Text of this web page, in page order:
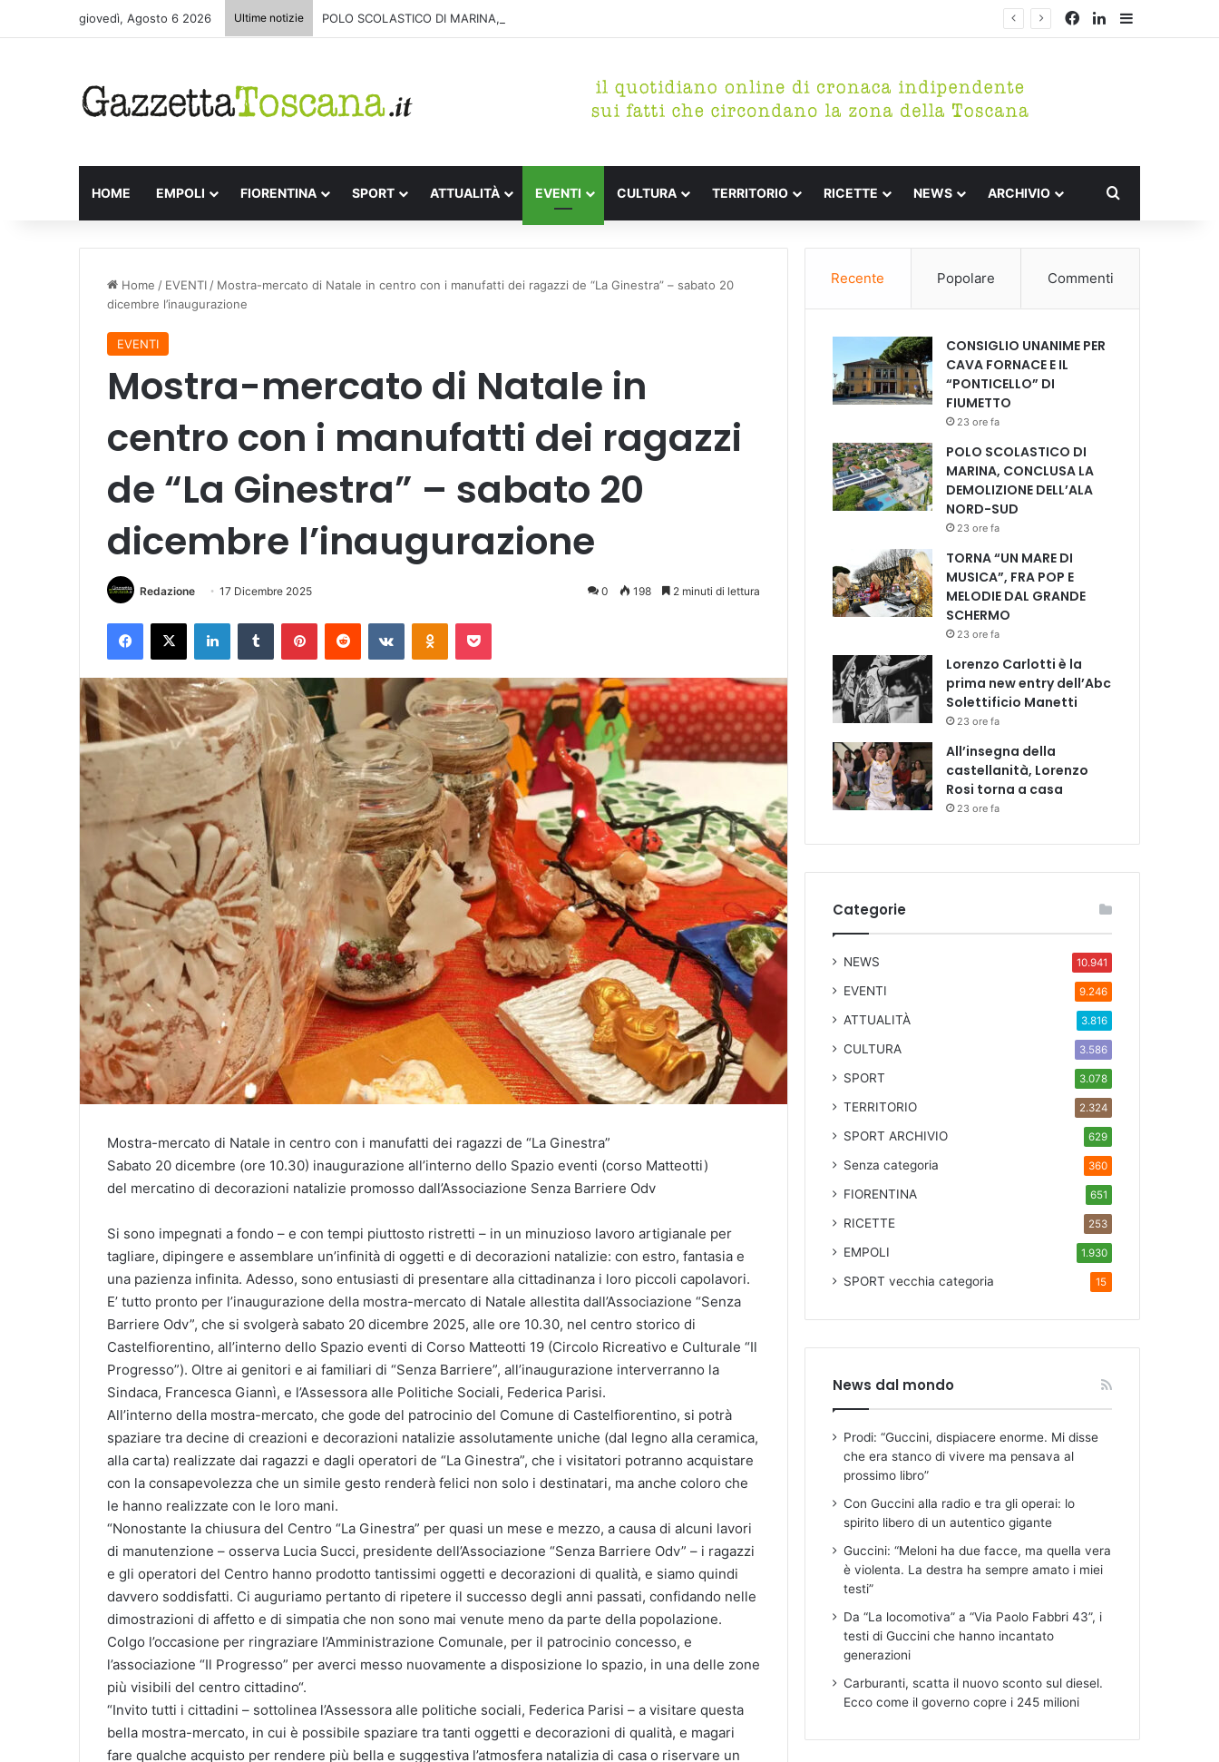
giovedì, Agosto 6 2026 Ultime notizie POLO SCOLASTICO DI MARINA, CONCLUSA LA DEMOLIZIONE DELL’ALA NORD-SUD Facebook
LinkedIn
HOME EMPOLI FIORENTINA SPORT ATTUALITÀ EVENTI CULTURA TERRITORIO RICETTE NEWS ARCHIVIO
Home / EVENTI / Mostra-mercato di Natale in centro con i manufatti dei ragazzi de “La Ginestra” – sabato 20
dicembre l’inaugurazione
EVENTI
Mostra-mercato di Natale in
centro con i manufatti dei ragazzi
de “La Ginestra” – sabato 20
dicembre l’inaugurazione
Redazione 17 Dicembre 2025 0 198 2 minuti di lettura
Mostra-mercato di Natale in centro con i manufatti dei ragazzi de “La Ginestra”
Sabato 20 dicembre (ore 10.30) inaugurazione all’interno dello Spazio eventi (corso Matteotti)
del mercatino di decorazioni natalizie promosso dall’Associazione Senza Barriere Odv
Si sono impegnati a fondo – e con tempi piuttosto ristretti – in un minuzioso lavoro artigianale per
tagliare, dipingere e assemblare un’infinità di oggetti e di decorazioni natalizie: con estro, fantasia e
una pazienza infinita. Adesso, sono entusiasti di presentare alla cittadinanza i loro piccoli capolavori.
E’ tutto pronto per l’inaugurazione della mostra-mercato di Natale allestita dall’Associazione “Senza
Barriere Odv”, che si svolgerà sabato 20 dicembre 2025, alle ore 10.30, nel centro storico di
Castelfiorentino, all’interno dello Spazio eventi di Corso Matteotti 19 (Circolo Ricreativo e Culturale “Il
Progresso”). Oltre ai genitori e ai familiari di “Senza Barriere”, all’inaugurazione interverranno la
Sindaca, Francesca Giannì, e l’Assessora alle Politiche Sociali, Federica Parisi.
All’interno della mostra-mercato, che gode del patrocinio del Comune di Castelfiorentino, si potrà
spaziare tra decine di creazioni e decorazioni natalizie assolutamente uniche (dal legno alla ceramica,
alla carta) realizzate dai ragazzi e dagli operatori de “La Ginestra”, che i visitatori potranno acquistare
con la consapevolezza che un simile gesto renderà felici non solo i destinatari, ma anche coloro che
le hanno realizzate con le loro mani.
“Nonostante la chiusura del Centro “La Ginestra” per quasi un mese e mezzo, a causa di alcuni lavori
di manutenzione – osserva Lucia Succi, presidente dell’Associazione “Senza Barriere Odv” – i ragazzi
e gli operatori del Centro hanno prodotto tantissimi oggetti e decorazioni di qualità, e siamo quindi
davvero soddisfatti. Ci auguriamo pertanto di ripetere il successo degli anni passati, confidando nelle
dimostrazioni di affetto e di simpatia che non sono mai venute meno da parte della popolazione.
Colgo l’occasione per ringraziare l’Amministrazione Comunale, per il patrocinio concesso, e
l’associazione “Il Progresso” per averci messo nuovamente a disposizione lo spazio, in una delle zone
più visibili del centro cittadino“.
“Invito tutti i cittadini – sottolinea l’Assessora alle politiche sociali, Federica Parisi – a visitare questa
bella mostra-mercato, in cui è possibile spaziare tra tanti oggetti e decorazioni di qualità, e magari
fare qualche acquisto per rendere più bella e suggestiva l’atmosfera natalizia di casa o riservare un
Recente Popolare Commenti
CONSIGLIO UNANIME PER
CAVA FORNACE E IL
“PONTICELLO” DI
FIUMETTO
23 ore fa
POLO SCOLASTICO DI
MARINA, CONCLUSA LA
DEMOLIZIONE DELL’ALA
NORD-SUD
23 ore fa
TORNA “UN MARE DI
MUSICA”, FRA POP E
MELODIE DAL GRANDE
SCHERMO
23 ore fa
Lorenzo Carlotti è la
prima new entry dell’Abc
Solettificio Manetti
23 ore fa
All’insegna della
castellanità, Lorenzo
Rosi torna a casa
23 ore fa
Categorie
NEWS 10.941
EVENTI 9.246
ATTUALITÀ 3.816
CULTURA 3.586
SPORT 3.078
TERRITORIO 2.324
SPORT ARCHIVIO 629
Senza categoria 360
FIORENTINA 651
RICETTE 253
EMPOLI 1.930
SPORTvecchia categoria 15
News dal mondo
Prodi: “Guccini, dispiacere enorme. Mi disse
che era stanco di vivere ma pensava al
prossimo libro”
Con Guccini alla radio e tra gli operai: lo
spirito libero di un autentico gigante
Guccini: “Meloni ha due facce, ma quella vera
è violenta. La destra ha sempre amato i miei
testi”
Da “La locomotiva” a “Via Paolo Fabbri 43”, i
testi di Guccini che hanno incantato
generazioni
Carburanti, scatta il nuovo sconto sul diesel.
Ecco come il governo copre i 245 milioni